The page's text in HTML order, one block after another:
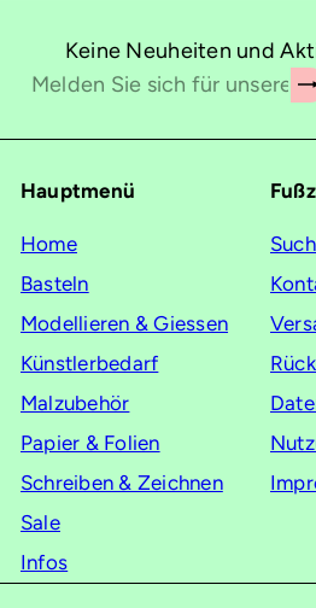
Keine Neuheiten und
Abonnieren
Melden
sich
unsere
an
Hauptmenü
Home
Basteln
Modellieren & Giessen
Künstlerbedarf
Malzubehör
Papier & Folien
Schreiben & Zeichnen
Sale
Infos